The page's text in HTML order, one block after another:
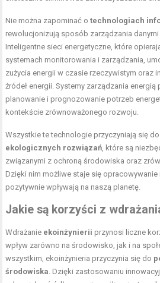
Nie można zapominać otechnologiach
rewolucjonizują sposób zarządzania danymi
Inteligentne sieci energetyczne, które
systemach monitorowania i zarządzania,
zużycia energii w czasie rzeczywistym oraz
źródeł energii. Systemy zarządzania
planowanie i prognozowanie potrzeb
kontekście zrównoważonego rozwoju.
Wszystkie te technologie przyczyniają się
ekologicznych rozwiązań , które są
związanymi z ochroną środowiska oraz
Dzięki nim możliwe staje się
pozytywnie wpływają na naszą planetę.
Jakie są korzyści z
Wdrażanie ekoinżynierii przynosi liczne
wpływ zarówno na środowisko, jak i na
wszystkim, ekoinżynieria przyczynia się do
środowiska . Dzięki zastosowaniu